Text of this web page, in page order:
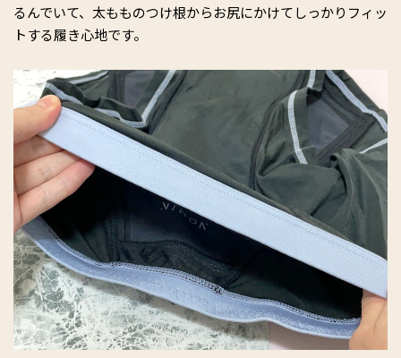
るんでいて、太もものつけ根からお尻にかけてしっかりフィッ
トする履き心地です。